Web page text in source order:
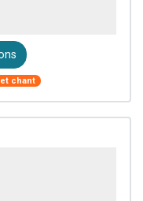
chant